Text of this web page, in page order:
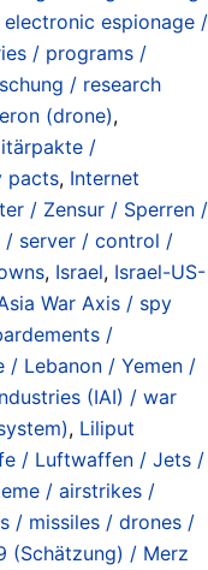
espionage /
/ programs /
/ research
(drone),
/
pacts, Internet
/ Zensur / Sperren /
/ server / control /
, Israel, Israel-US-
War Axis / spy
/
/ Lebanon / Yemen /
(IAI) / war
, Liliput
/ Luftwaffen / Jets /
/ airstrikes /
/ missiles / drones /
(Schätzung) / Merz